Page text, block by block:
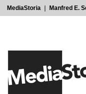
MediaStoria_ Manfred E.